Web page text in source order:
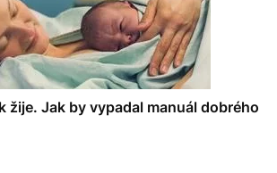
žije. Jak by vypadal manuál dobrého